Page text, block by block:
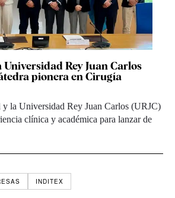
Rey Juan Carlos
pionera en Cirugía
y la Universidad Rey Juan Carlos (URJC)
clínica y académica para lanzar de
INDITEX